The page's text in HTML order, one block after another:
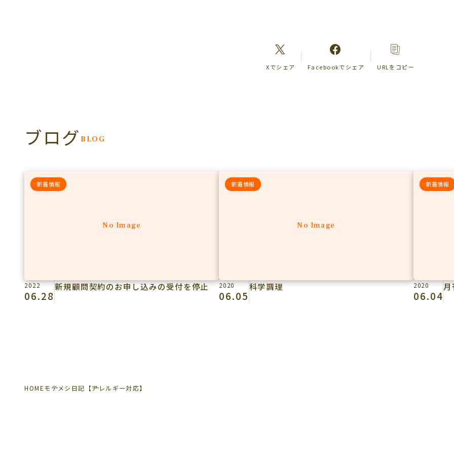
Xでシェア Facebookでシェア URLをコピー
BLOG
ブログ
No Image
新着情報
2022
06.28
新規顧問契約のお申し込みの受付を停止
No Image
新着情報
2020
06.05
科学調理
新着情報
2020
06.04
HOMEモテメシ日記 【アレルギー対応】